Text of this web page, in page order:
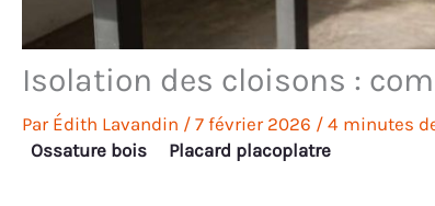
Isolation des cloisons :
Par Édith Lavandin / 7 février 2026 / 4 minutes
Ossature bois
Placard placoplatre